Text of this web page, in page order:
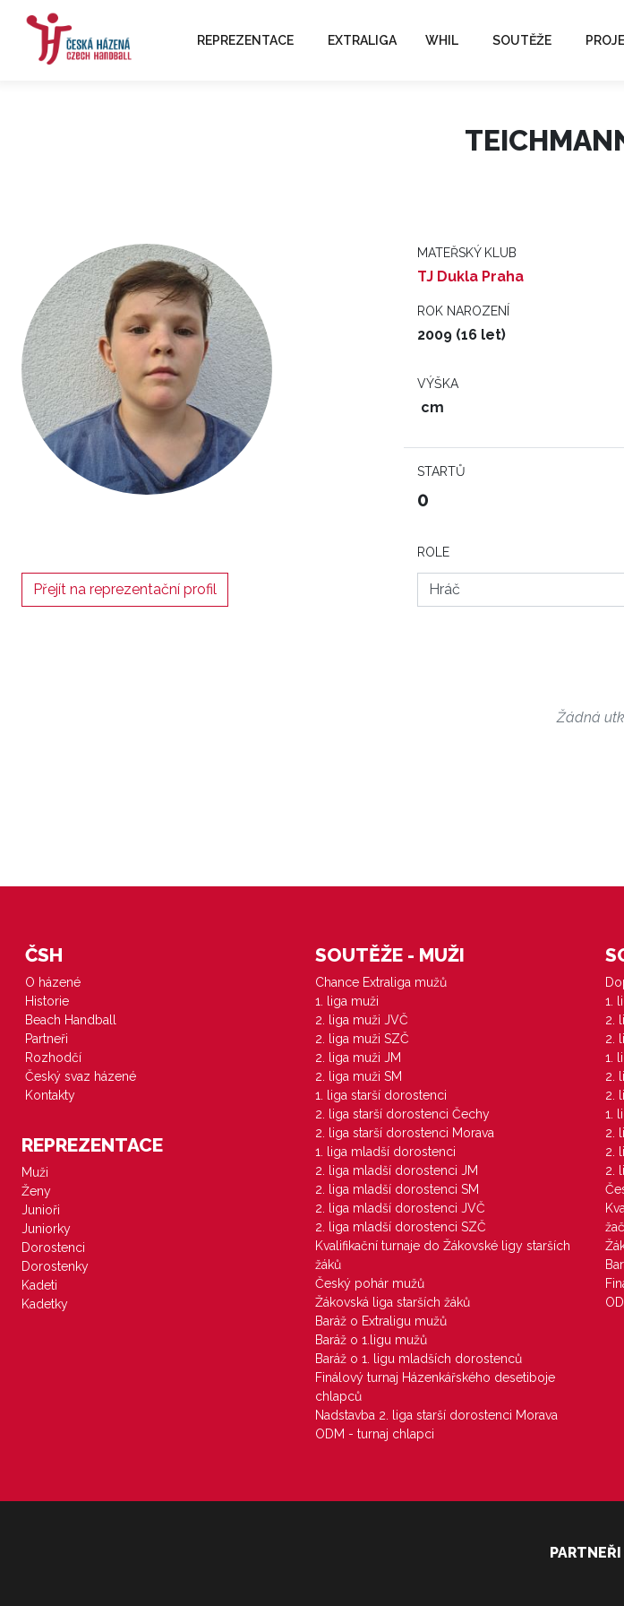
REPREZENTACE EXTRALIGA WHIL SOUTĚŽE
MATEŘSKÝ KLUB
TJ Dukla Praha
ROK NAROZENÍ
2009 (16 let)
VÝŠKA
cm
STARTŮ
0
Přejít na reprezentační profil
ROLE
Žádná
ČSH
O házené
Historie
Beach Handball
Partneři
Rozhodčí
Český svaz házené
Kontakty
REPREZENTACE
Muži
Ženy
Junioři
Juniorky
Dorostenci
Dorostenky
Kadeti
Kadetky
SOUTĚŽE - MUŽI
Chance Extraliga mužů
1. liga muži
2. liga muži JVČ
2. liga muži SZČ
2. liga muži JM
2. liga muži SM
1. liga starší dorostenci
2. liga starší dorostenci Čechy
2. liga starší dorostenci Morava
1. liga mladší dorostenci
2. liga mladší dorostenci JM
2. liga mladší dorostenci SM
2. liga mladší dorostenci JVČ
2. liga mladší dorostenci SZČ
Kvalifikační turnaje do Žákovské ligy starších
žáků
Český pohár mužů
Žákovská liga starších žáků
Baráž o Extraligu mužů
Baráž o 1.ligu mužů
Baráž o 1. ligu mladších dorostenců
Finálový turnaj Házenkářského desetiboje
chlapců
Nadstavba 2. liga starší dorostenci Morava
ODM - turnaj chlapci
1.
2.
2.
1.
2.
2.
1.
2.
2.
2.
PARTNEŘI